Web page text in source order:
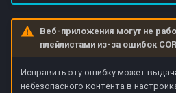
Кроссплатформенные
GSE SMART IPTV
Android
Веб-приложения могут не
плейлистами из-за ошибок
Исправить эту ошибку может
небезопасного контента в